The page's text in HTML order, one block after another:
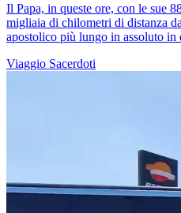
Il Papa, in queste ore, con le sue
migliaia di chilometri di distanza
apostolico più lungo in assoluto in
Viaggio Sacerdoti